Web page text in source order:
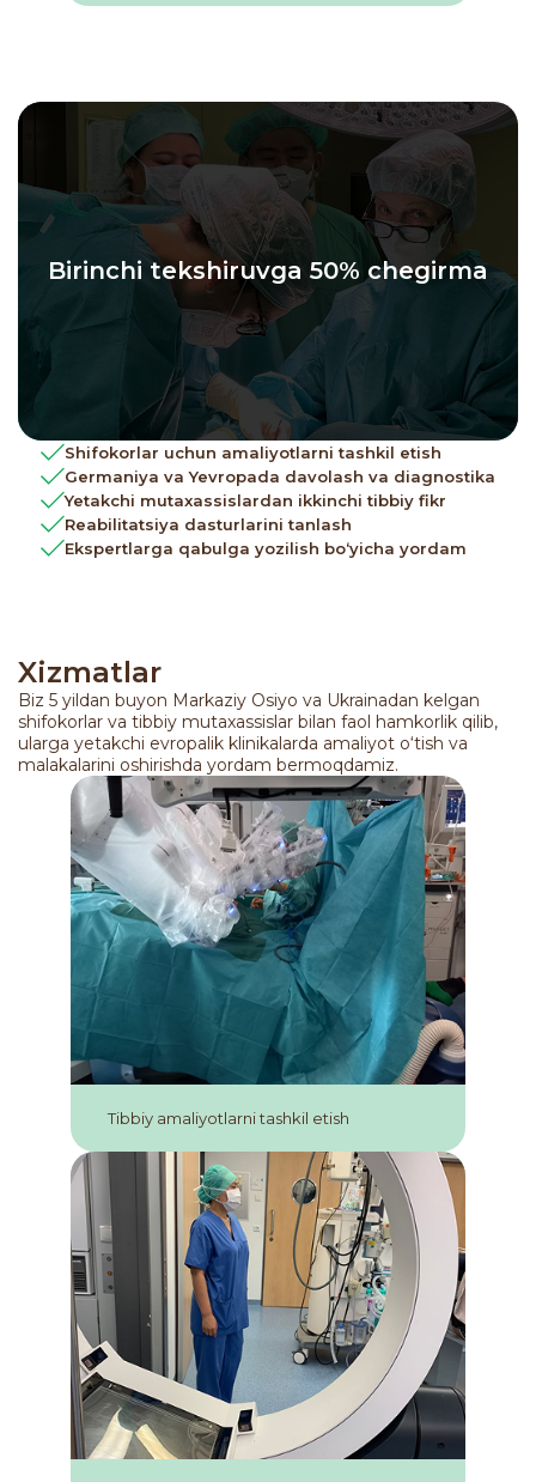
Birinchi tekshiruvga 50% chegirma
Shifokorlar uchun amaliyotlarni tashkil etish
Germaniya va Yevropada davolash va diagnostika
Yetakchi mutaxassislardan ikkinchi tibbiy fikr
Reabilitatsiya dasturlarini tanlash
Ekspertlarga qabulga yozilish bo‘yicha yordam
Xizmatlar
Biz 5 yildan buyon Markaziy Osiyo va Ukrainadan kelgan
shifokorlar va tibbiy mutaxassislar bilan faol hamkorlik qilib,
ularga yetakchi evropalik klinikalarda amaliyot o‘tish va
malakalarini oshirishda yordam bermoqdamiz.
Tibbiy amaliyotlarni tashkil etish